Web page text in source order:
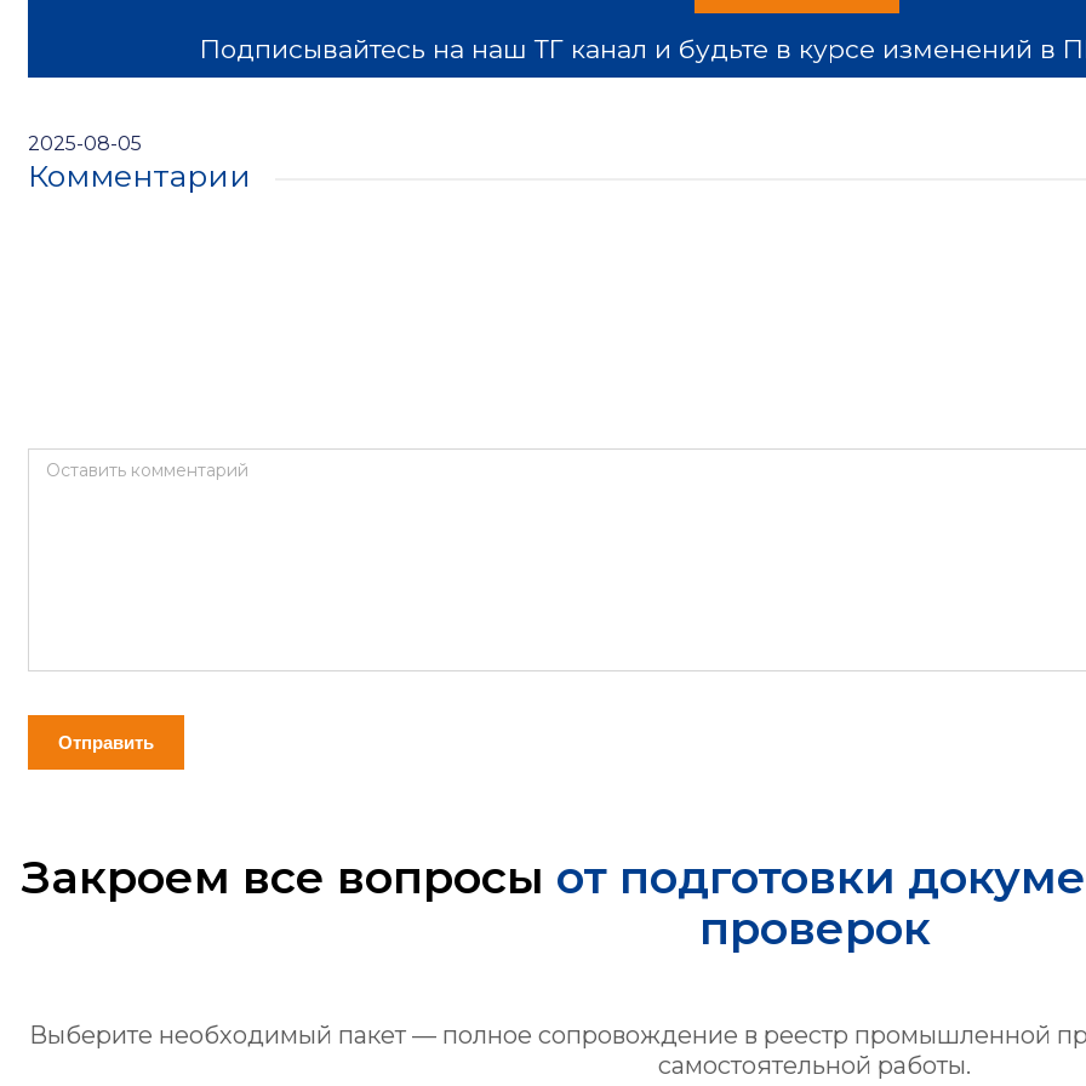
Подписывайтесь на наш ТГ канал и будьте в курсе изменений в
2025-08-05
Комментарии
Оставить комментарий
Отправить
Закроем все вопросы от подготовки
проверок
Выберите необходимый пакет — полное сопровождение в реестр промышленной
самостоятельной работы.